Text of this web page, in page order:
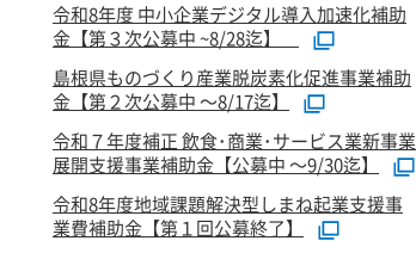
令和8年度 中小企業デジタル導入加速化補助
金【第３次公募中 ~8/28迄】
島根県ものづくり産業脱炭素化促進事業補助
金【第２次公募中 ～8/17迄】
令和７年度補正 飲食･商業･サービス業新事業
展開支援事業補助金【公募中 ～9/30迄】
令和8年度地域課題解決型しまね起業支援事
業費補助金【第１回公募終了】